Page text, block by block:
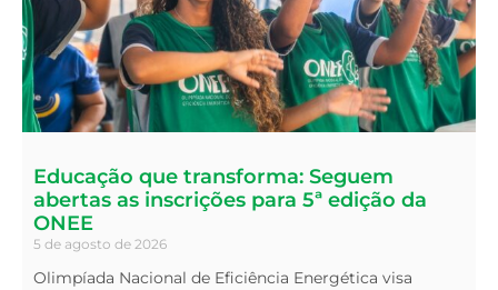
Educação que transforma: Seguem
abertas as inscrições para 5ª edição da
ONEE
5 de agosto de 2026
Olimpíada Nacional de Eficiência Energética visa